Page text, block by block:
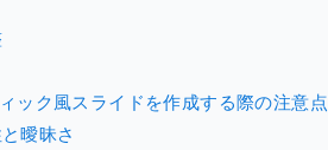
ック風スライドを作成する際の注意点
曖昧さ